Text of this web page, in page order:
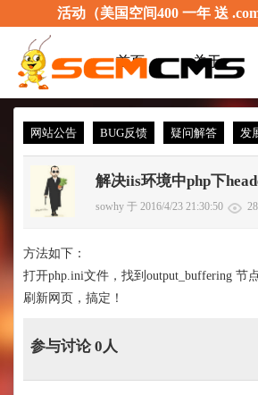
活动（美国空间400 一年 送
首页 关于
网站公告 BUG反馈 疑问解答 发
解决iis环境中php下
sowhy 于 2016/4/23 21:30:50
方法如下：
打开php.ini文件，找到output_buffering 节
刷新网页，搞定！
参与讨论 0人